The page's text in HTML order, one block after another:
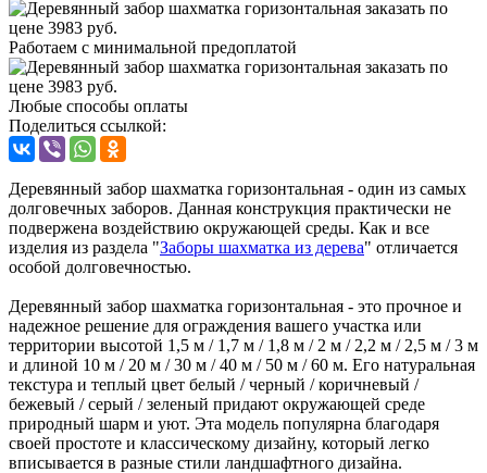
Работаем с минимальной предоплатой
Любые способы оплаты
Поделиться ссылкой:
Деревянный забор шахматка горизонтальная - один из самых
долговечных заборов. Данная конструкция практически не
подвержена воздействию окружающей среды. Как и все
изделия из раздела "Заборы шахматка из дерева" отличается
особой долговечностью.
Деревянный забор шахматка горизонтальная - это прочное и
надежное решение для ограждения вашего участка или
территории высотой 1,5 м / 1,7 м / 1,8 м / 2 м / 2,2 м / 2,5 м / 3 м
и длиной 10 м / 20 м / 30 м / 40 м / 50 м / 60 м. Его натуральная
текстура и теплый цвет белый / черный / коричневый /
бежевый / серый / зеленый придают окружающей среде
природный шарм и уют. Эта модель популярна благодаря
своей простоте и классическому дизайну, который легко
вписывается в разные стили ландшафтного дизайна.